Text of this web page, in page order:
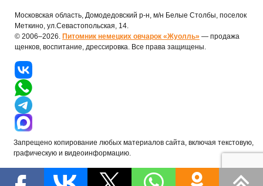
Московская область, Домодедовский р-н, м/н Белые Столбы, поселок
Меткино, ул.Севастопольская, 14.
© 2006–2026. Питомник немецких овчарок «Жуолль» — продажа
щенков, воспитание, дрессировка. Все права защищены.
Запрещено копирование любых материалов сайта, включая текстовую,
графическую и видеоинформацию.